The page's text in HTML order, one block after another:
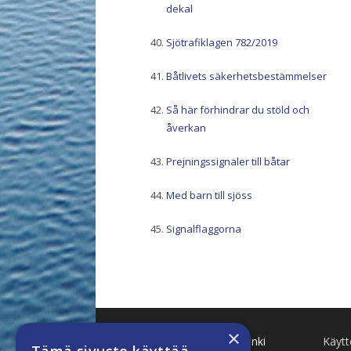
dekal
Sjötrafiklagen 782/2019
Båtlivets säkerhetsbestämmelser
Så här förhindrar du stöld och
åverkan
Prejningssignaler till båtar
Med barn till sjöss
Signalflaggorna
Käenkuja 8 A 47 00500 Helsinki
×